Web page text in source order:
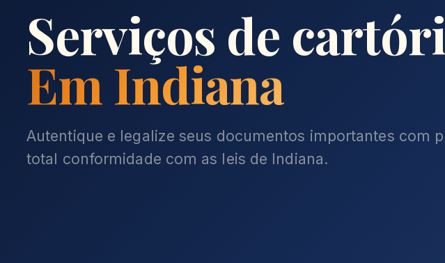
Serviços de
Em Indiana
Autentique e legalize seus documentos importantes com
total conformidade com as leis de Indiana.